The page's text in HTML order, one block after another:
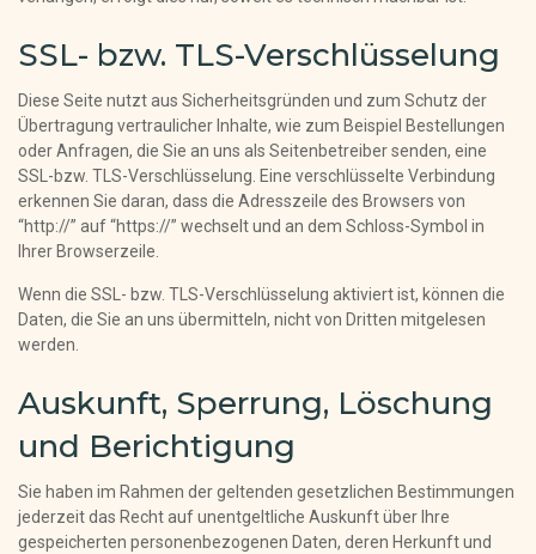
SSL- bzw. TLS-Verschlüsselung
Diese Seite nutzt aus Sicherheitsgründen und zum Schutz der
Übertragung vertraulicher Inhalte, wie zum Beispiel Bestellungen
oder Anfragen, die Sie an uns als Seitenbetreiber senden, eine
SSL-bzw. TLS-Verschlüsselung. Eine verschlüsselte Verbindung
erkennen Sie daran, dass die Adresszeile des Browsers von
“http://” auf “https://” wechselt und an dem Schloss-Symbol in
Ihrer Browserzeile.
Wenn die SSL- bzw. TLS-Verschlüsselung aktiviert ist, können die
Daten, die Sie an uns übermitteln, nicht von Dritten mitgelesen
werden.
Auskunft, Sperrung, Löschung
und Berichtigung
Sie haben im Rahmen der geltenden gesetzlichen Bestimmungen
jederzeit das Recht auf unentgeltliche Auskunft über Ihre
gespeicherten personenbezogenen Daten, deren Herkunft und